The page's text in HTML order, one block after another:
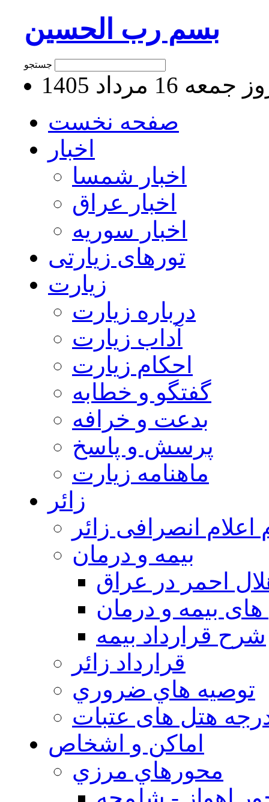
بسم رب الحسین
16 مرداد 1405
صفحه نخست
اخبار
اخبار شمسا
اخبار عراق
اخبار سوریه
تورهای زیارتی
زیارت
درباره زیارت
آداب زیارت
احکام زیارت
گفتگو و خطابه
بدعت و خرافه
پرسش و پاسخ
ماهنامه زیارت
زائر
اعلام انصرافی زائر
بيمه و درمان
احمر در عراق
بیمه و درمان
شرح قرارداد بیمه
قرارداد زائر
توصيه هاي ضروري
هتل های عتبات
اماکن و اشخاص
محورهاي مرزي